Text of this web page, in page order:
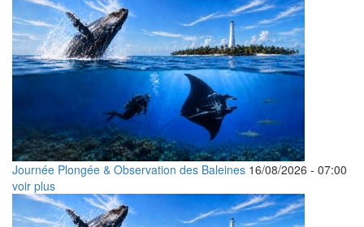
Journée Plongée & Observation des Baleines 16/08/2026 - 07:00
voir plus